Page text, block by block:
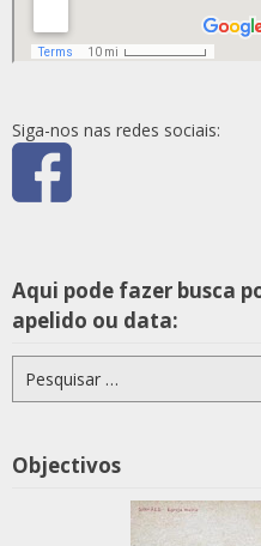
Siga-nos nas redes sociais:
Aqui pode fazer busca
apelido ou data:
por:
Objectivos